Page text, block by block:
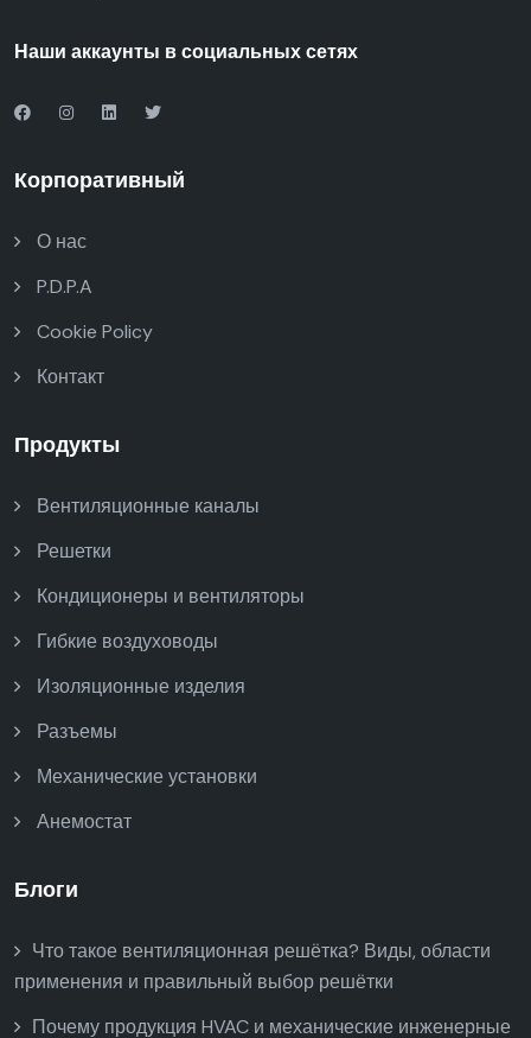
Наши аккаунты в социальных сетях
Корпоративный
О нас
P.D.P.A
Cookie Policy
Контакт
Продукты
Вентиляционные каналы
Решетки
Кондиционеры и вентиляторы
Гибкие воздуховоды
Изоляционные изделия
Разъемы
Механические установки
Анемостат
Блоги
Что такое вентиляционная решётка? Виды, области
применения и правильный выбор решётки
Почему продукция HVAC и механические инженерные